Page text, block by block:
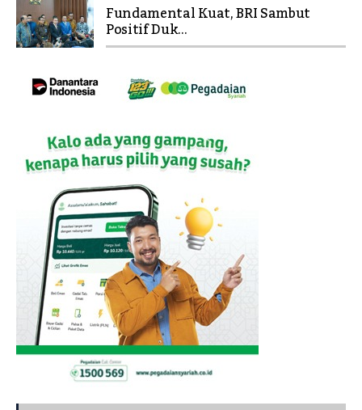
Fundamental Kuat, BRI Sambut
Positif Duk...